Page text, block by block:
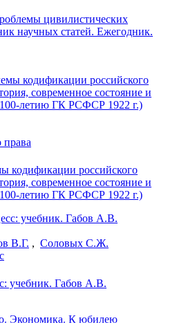
цивилистических
научных статей. Ежегодник.
права
кодификации российского
современное состояние и
100-летию ГК РСФСР 1922 г.)
В.Г. , Соловых С.Ж.
учебник. Габов А.В.